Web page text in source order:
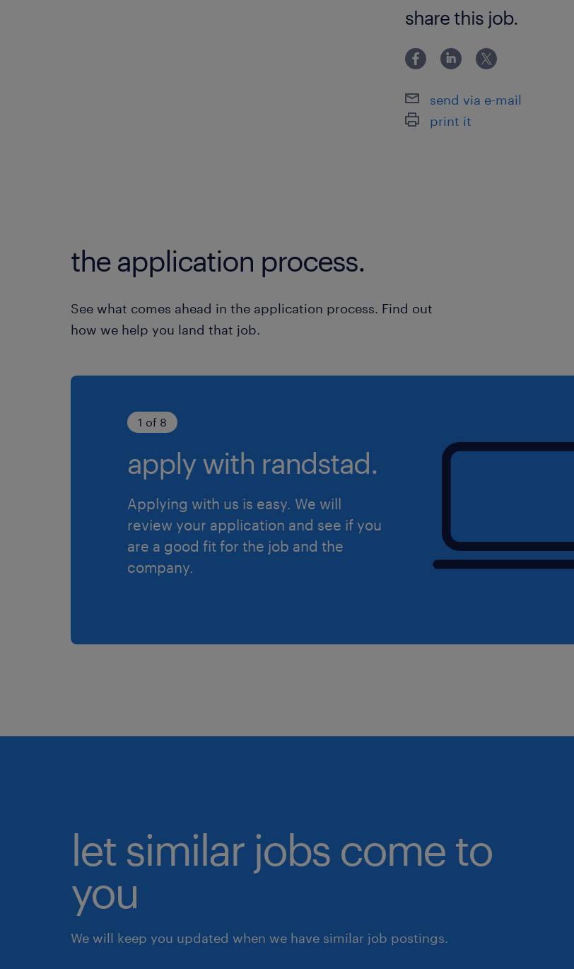
share this job.
send via e-mail
print it
the application process.
See what comes ahead in the application process. Find out
how we help you land that job.
1 of 8
apply with randstad.
Applying with us is easy. We will
review your application and see if you
are a good fit for the job and the
company.
let similar jobs come to
you
We will keep you updated when we have similar job postings.